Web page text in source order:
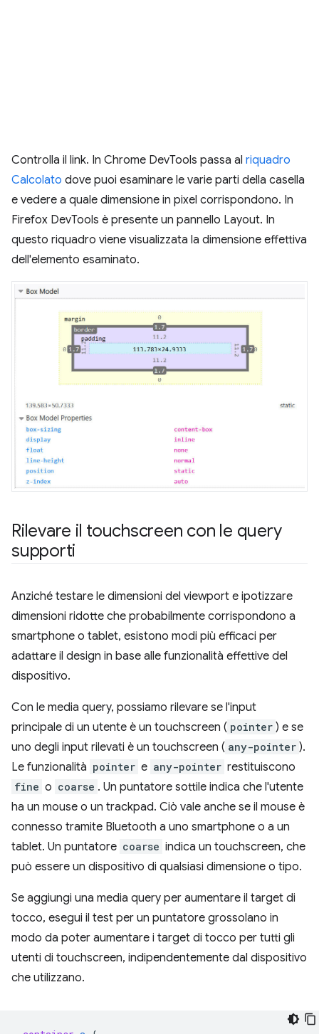
Controlla il link. In Chrome DevTools passa al riquadro
Calcolato dove puoi esaminare le varie parti della casella
e vedere a quale dimensione in pixel corrispondono. In
Firefox DevTools è presente un pannello Layout. In
questo riquadro viene visualizzata la dimensione effettiva
dell'elemento esaminato.
Rilevare il touchscreen con le query
supporti
Anziché testare le dimensioni del viewport e ipotizzare
dimensioni ridotte che probabilmente corrispondono a
smartphone o tablet, esistono modi più efficaci per
adattare il design in base alle funzionalità effettive del
dispositivo.
Con le media query, possiamo rilevare se l'input
principale di un utente è un touchscreen ( pointer ) e se
uno degli input rilevati è un touchscreen ( any-pointer ).
Le funzionalità pointer e any-pointer restituiscono
fine o coarse . Un puntatore sottile indica che l'utente
ha un mouse o un trackpad. Ciò vale anche se il mouse è
connesso tramite Bluetooth a uno smartphone o a un
tablet. Un puntatore coarse indica un touchscreen, che
può essere un dispositivo di qualsiasi dimensione o tipo.
Se aggiungi una media query per aumentare il target di
tocco, esegui il test per un puntatore grossolano in
modo da poter aumentare i target di tocco per tutti gli
utenti di touchscreen, indipendentemente dal dispositivo
che utilizzano.